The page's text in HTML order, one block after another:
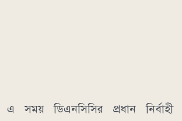
এ সময় ডিএনসিসির প্রধান নির্বাহী